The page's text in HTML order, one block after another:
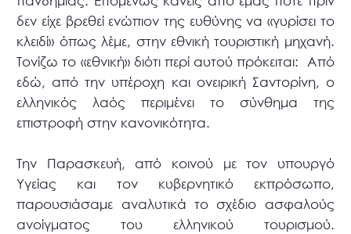
δεν είχε βρεθεί ενώπιον της ευθύνης να «γυρίσει το
κλειδί» όπως λέμε, στην εθνική τουριστική μηχανή.
Τονίζω το «εθνική» διότι περί αυτού πρόκειται: Από
εδώ, από την υπέροχη και ονειρική Σαντορίνη, ο
ελληνικός λαός περιμένει το σύνθημα της
επιστροφή στην κανονικότητα.
Την Παρασκευή, από κοινού με τον υπουργό
Υγείας και τον κυβερνητικό εκπρόσωπο,
παρουσιάσαμε αναλυτικά το σχέδιο ασφαλούς
ανοίγματος του ελληνικού τουρισμού.